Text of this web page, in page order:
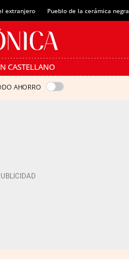
extranjero Pueblo de la cerámica negra
CASTELLANO
AHORRO